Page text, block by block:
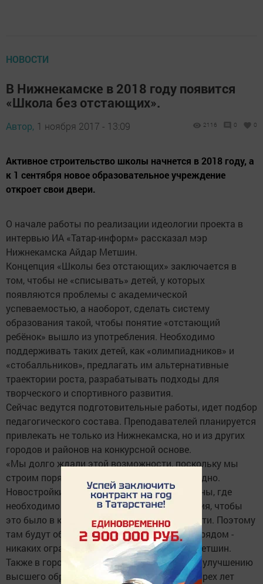
НОВОСТИ
В Нижнекамске в 2018 году появится
«Школа без отстающих».
Автор, 1 ноября 2017 - 13:09 2116 0 0
Активное строительство школы начнется в 2018 году, а
к 1 сентября новое образовательное учреждение
откроет свои двери.
О начале работы по реализации идеологии проекта в
интервью ИА «Татар-информ» рассказал мэр
Нижнекамска Айдар Метшин.
Концепция «Школы без отстающих» заключается в
том, чтобы не «списывать» детей, у которых
появляются проблемы с академической
успеваемостью, а наоборот, сделать систему
образования такой, чтобы понятие «отстающий
ребёнок» вышло из употребления. Необходимо
поддерживать таких детей, как «олимпиадников» и
«стобалльников», предлагать им альтернативные
траектории роста, разрабатывать подходы для
творческого и спортивного развития.
Сейчас ведутся подготовительные работы, идет подбор
педагогического состава. Преподавателей планируется
привлекать не только из Нижнекамска, но и из других
городов и районов на конкурсной основе.
«Мы долго ждали этой возможности, поскольку мы
строим порядка 130 тыс. кв. м жилья ежегодно.
Новостройки формируют новые микрорайоны, где
необходимо создавать условия для обучения, чтобы
это было в комфортной шаговой доступности. Поэтому
там будут обучаться все те, кто проживает рядом -
никаких ограничений», - поделился Айдар Метшин.
Также в городе уделяется особое внимание улучшению
высшего образования. На протяжении четырех лет